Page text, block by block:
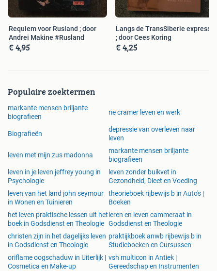
futiliteiten.
Ook kon hij uit gemakzucht zijn prachtige huizen
verslonzen om zich dan redeloos op te winden over de
kleur van een deurknop. Het fascinerende levensverhaal
van Cary Grant is dus veel minder een onafgebroken
beschreven.
Boek: Tweede hands in bijna zo goed als nieuw staat.
Nauwelijks schuifsporen. Zeer lichte bijna onzichtbare
slijtage aan de rechter bovenhoek van de kaft. Geen
namen, inscripties, vlekken of vouwen in het boek.
Format: Groot formaat soft cover met geplastificeerde kaft.
Nederlandstalig, 304 bladzijden
Uitgegeven: Eerste uitgave was in 1989. Dit is de
Nederlandse vertaling. Centerboek, Weesp. 1989, eerste
druk.
Zoals altijd op te halen in Groningen. Eventueel lokaal te
bezorgen of te verzenden. Let op: Verzenden op risico van
de ontvanger.
Requiem voor Rusland ; door
Andrei Makine #Rusland
€ 4,95
Langs de TransSiberie express
; door Cees Koring
€ 4,25
Populaire zoektermen
markante mensen briljante
biografieen
rie cramer leven en werk
Biografieën
depressie van overleven naar
leven
leven met mijn zus madonna
markante mensen briljante
biografieen
leven in je leven jeffrey young in
Psychologie
leven zonder buikvet in
Gezondheid, Dieet en Voeding
leven van het land john seymour
in Wonen en Tuinieren
theorieboek rijbewijs b in Auto's |
Boeken
het leven praktische lessen uit het
boek in Godsdienst en Theologie
leren en leven cammeraat in
Godsdienst en Theologie
christen zijn in het dagelijks leven
in Godsdienst en Theologie
praktijkboek anwb rijbewijs b in
Studieboeken en Cursussen
oriflame oogschaduw in Uiterlijk |
Cosmetica en Make-up
vsh multicon in Antiek |
Gereedschap en Instrumenten